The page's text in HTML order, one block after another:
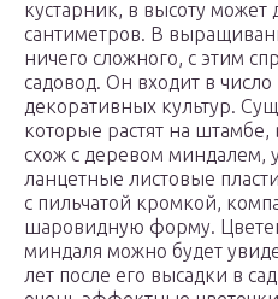
кустарник, в высоту может
сантиметров. В
ничего сложного, с этим
садовод. Он входит в
декоративных культур.
которые растят на
схож с деревом миндалем,
ланцетные листовые
с пильчатой кромкой,
шаровидную форму.
миндаля можно будет
лет после его высадки в